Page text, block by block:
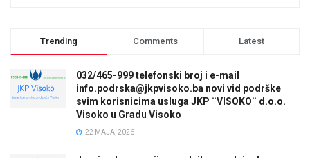
Trending Comments Latest
032/465-999 telefonski broj i e-mail
info.podrska@jkpvisoko.ba novi vid podrške
svim korisnicima usluga JKP ¨VISOKO¨ d.o.o.
Visoko u Gradu Visoko
22 MAJA, 2026